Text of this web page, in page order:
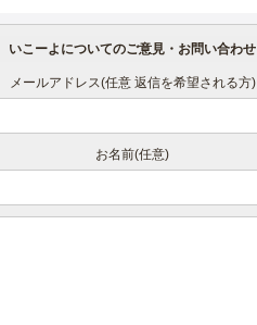
いこーよについてのご意見・お問い合わせ
メールアドレス(任意 返信を希望される方)
お名前(任意)